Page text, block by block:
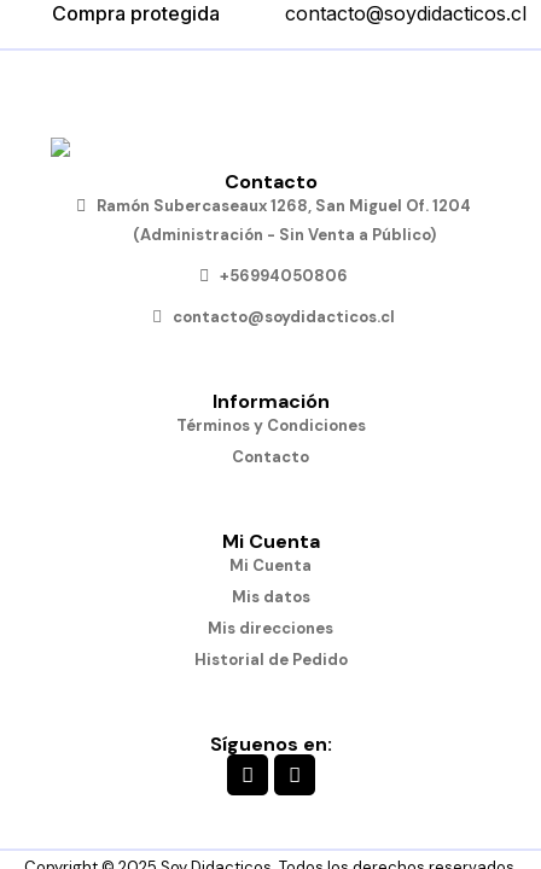
Compra protegida contacto@soydidacticos.cl
Contacto
Ramón Subercaseaux 1268, San Miguel Of. 1204
(Administración - Sin Venta a Público)
+56994050806
contacto@soydidacticos.cl
Información
Términos y Condiciones
Contacto
Mi Cuenta
Mi Cuenta
Mis datos
Mis direcciones
Historial de Pedido
Síguenos en: